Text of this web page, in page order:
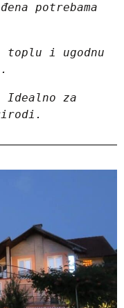
potrebama
toplu i ugodnu
Idealno za